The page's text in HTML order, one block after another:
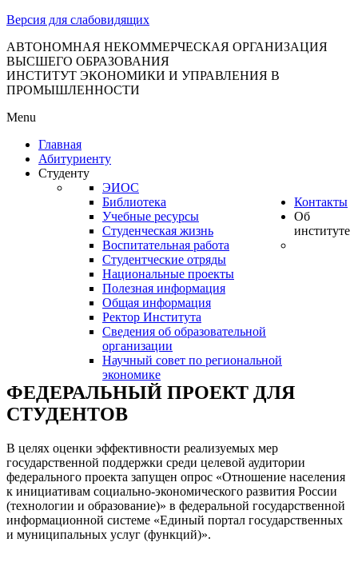
Версия для слабовидящих
АВТОНОМНАЯ НЕКОММЕРЧЕСКАЯ ОРГАНИЗАЦИЯ
ВЫСШЕГО ОБРАЗОВАНИЯ
ИНСТИТУТ ЭКОНОМИКИ И УПРАВЛЕНИЯ В
ПРОМЫШЛЕННОСТИ
Menu
Главная
Абитуриенту
Студенту
ЭИОС
Библиотека
Учебные ресурсы
Студенческая жизнь
Воспитательная работа
Студентческие отряды
Национальные проекты
Полезная информация
Контакты
Об
институте
Общая информация
Ректор Института
Сведения об образовательной
организации
Научный совет по региональной
экономике
ФЕДЕРАЛЬНЫЙ ПРОЕКТ ДЛЯ
СТУДЕНТОВ
В целях оценки эффективности реализуемых мер
государственной поддержки среди целевой аудитории
федерального проекта запущен опрос «Отношение населения
к инициативам социально-экономического развития России
(технологии и образование)» в федеральной государственной
информационной системе «Единый портал государственных
и муниципальных услуг (функций)».